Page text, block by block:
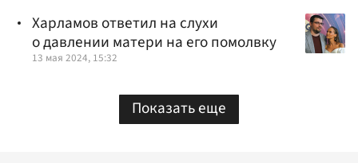
Харламов ответил на слухи
о давлении матери на его помолвку
13 мая 2024, 15:32
Показать еще